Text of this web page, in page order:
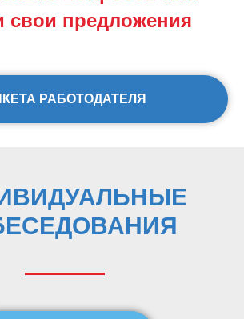
свои предложения
РАБОТОДАТЕЛЯ